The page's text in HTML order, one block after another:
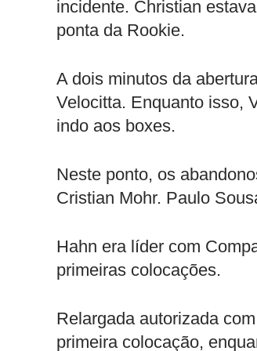
incidente. Christian
ponta da Rookie.
A dois minutos da
Velocitta. Enquanto isso,
indo aos boxes.
Neste ponto, os
Cristian Mohr. Paulo
Hahn era líder com
primeiras colocações.
Relargada autorizada
primeira colocação,